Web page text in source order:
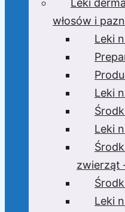
Leki
włosów i
Leki
Leki
Leki
zwierząt
Leki